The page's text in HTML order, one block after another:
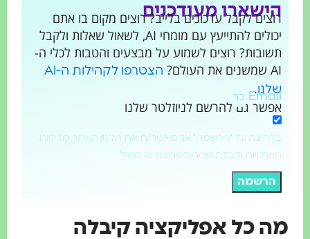
מעודכנים
לקבל עדכונים בלייב? רוצים מקום בו אתם
יכולים להתייעץ עם מומחי AI, לשאול שאלות ולקבל
רוצים לשמוע על מבצעים והטבות לכלי ה-
הצטרפו לקהילות ה-AI
גם להרשם לניוזלטר שלנו
על "הרשמה" אני מאשר/ת את תקנון האתר, מדיניות
וקבלת מסרים פרסומיים במייל
הרשמה
כל אפליקציה קיבלה